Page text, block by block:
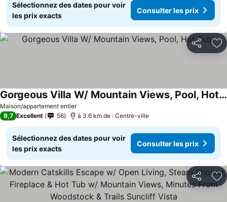
Sélectionnez des dates pour voir
les prix exacts
Consulter les prix
Partager
Maison/appartement entier
Gorgeous Villa W/ Mountain Views, Pool, Hot Tub!
9,7 Excellent 56 à 3.6 km de : Centre-ville
Sélectionnez des dates pour voir
les prix exacts
Consulter les prix
Partager